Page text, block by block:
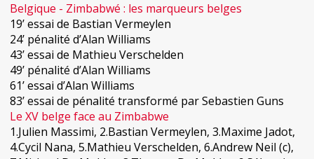
Belgique - Zimbabwé : les marqueurs belges
19’ essai de Bastian Vermeylen
24’ pénalité d’Alan Williams
43’ essai de Mathieu Verschelden
49’ pénalité d’Alan Williams
61’ essai d’Alan Williams
83’ essai de pénalité transformé par Sebastien Guns
Le XV belge face au Zimbabwe
1.Julien Massimi, 2.Bastian Vermeylen, 3.Maxime Jadot,
4.Cycil Nana, 5.Mathieu Verschelden, 6.Andrew Neil (c),